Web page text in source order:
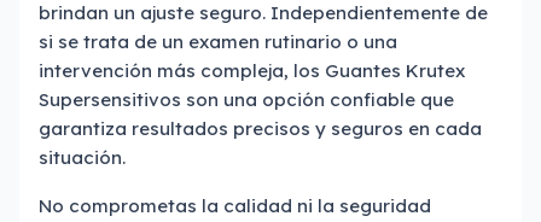
brindan un ajuste seguro. Independientemente de
si se trata de un examen rutinario o una
intervención más compleja, los Guantes Krutex
Supersensitivos son una opción confiable que
garantiza resultados precisos y seguros en cada
situación.
No comprometas la calidad ni la seguridad